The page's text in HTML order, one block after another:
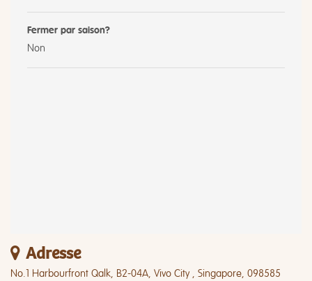
Fermer par saison?
Non
Adresse
No.1 Harbourfront Qalk, B2-04A, Vivo City , Singapore, 098585